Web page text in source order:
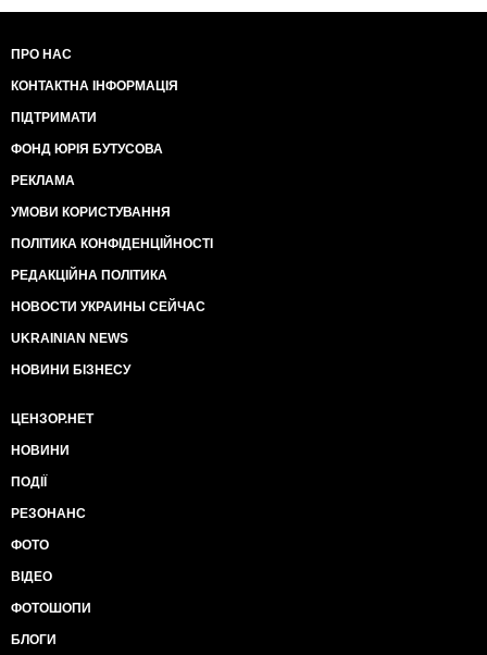
ПРО НАС
КОНТАКТНА ІНФОРМАЦІЯ
ПІДТРИМАТИ
ФОНД ЮРІЯ БУТУСОВА
РЕКЛАМА
УМОВИ КОРИСТУВАННЯ
ПОЛІТИКА КОНФІДЕНЦІЙНОСТІ
РЕДАКЦІЙНА ПОЛІТИКА
НОВОСТИ УКРАИНЫ СЕЙЧАС
UKRAINIAN NEWS
НОВИНИ БІЗНЕСУ
ЦЕНЗОР.НЕТ
НОВИНИ
ПОДІЇ
РЕЗОНАНС
ФОТО
ВІДЕО
ФОТОШОПИ
БЛОГИ